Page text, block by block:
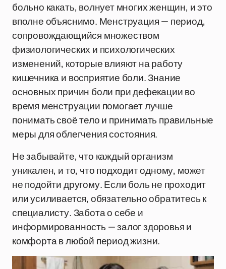
больно какать, волнует многих женщин, и это
вполне объяснимо. Менструация — период,
сопровождающийся множеством
физиологических и психологических
изменений, которые влияют на работу
кишечника и восприятие боли. Знание
основных причин боли при дефекации во
время менструации помогает лучше
понимать своё тело и принимать правильные
меры для облегчения состояния.
Не забывайте, что каждый организм
уникален, и то, что подходит одному, может
не подойти другому. Если боль не проходит
или усиливается, обязательно обратитесь к
специалисту. Забота о себе и
информированность — залог здоровья и
комфорта в любой период жизни.